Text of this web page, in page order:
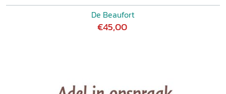
De Beaufort
€45,00